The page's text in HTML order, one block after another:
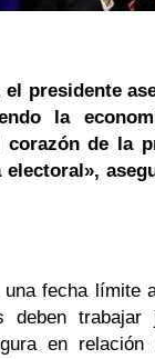
el presidente
la
corazón de la
fecha límite
deben trabajar
en relación